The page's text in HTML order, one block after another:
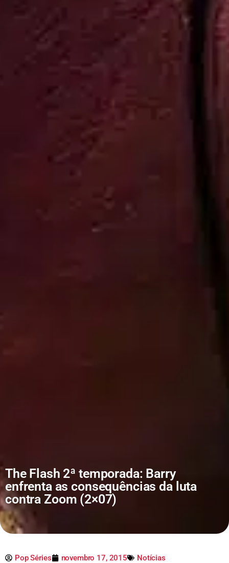
The Flash 2ª temporada: Barry
enfrenta as consequências da luta
contra Zoom (2×07)
Pop Séries novembro 17, 2015
Notícias